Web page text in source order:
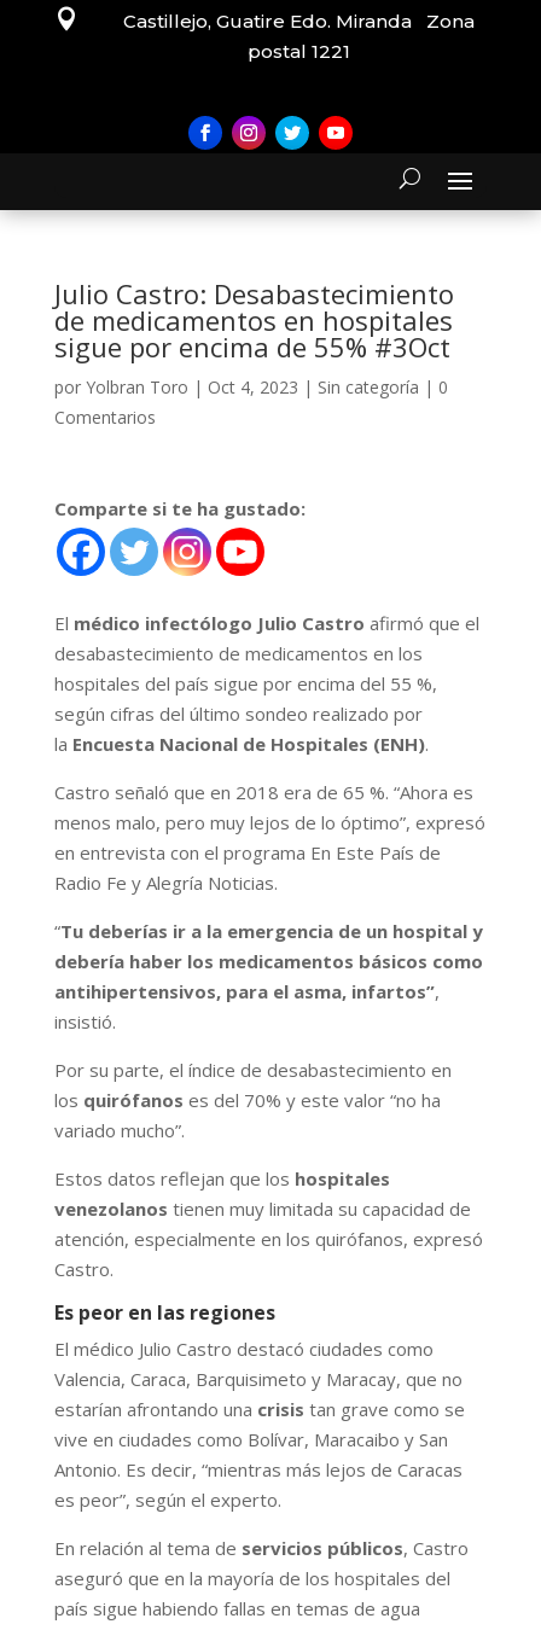

Castillejo, Guatire Edo. Miranda Zona
postal 1221
Julio Castro: Desabastecimiento
de medicamentos en hospitales
sigue por encima de 55% #3Oct
por Yolbran Toro | Oct 4, 2023 | Sin categoría | 0
Comentarios
Comparte si te ha gustado:
El médico infectólogo Julio Castro afirmó que el
desabastecimiento de medicamentos en los
hospitales del país sigue por encima del 55 %,
según cifras del último sondeo realizado por
la Encuesta Nacional de Hospitales (ENH).
Castro señaló que en 2018 era de 65 %. “Ahora es
menos malo, pero muy lejos de lo óptimo”, expresó
en entrevista con el programa En Este País de
Radio Fe y Alegría Noticias.
“Tu deberías ir a la emergencia de un hospital y
debería haber los medicamentos básicos como
antihipertensivos, para el asma, infartos”,
insistió.
Por su parte, el índice de desabastecimiento en
los quirófanos es del 70% y este valor “no ha
variado mucho”.
Estos datos reflejan que los hospitales
venezolanos tienen muy limitada su capacidad de
atención, especialmente en los quirófanos, expresó
Castro.
Es peor en las regiones
El médico Julio Castro destacó ciudades como
Valencia, Caraca, Barquisimeto y Maracay, que no
estarían afrontando una crisis tan grave como se
vive en ciudades como Bolívar, Maracaibo y San
Antonio. Es decir, “mientras más lejos de Caracas
es peor”, según el experto.
En relación al tema de servicios públicos, Castro
aseguró que en la mayoría de los hospitales del
país sigue habiendo fallas en temas de agua